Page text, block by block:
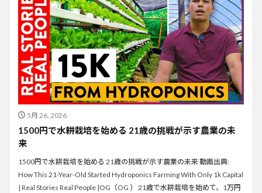
5月 26, 2026
1500円で水耕栽培を始める 21歳の挑戦が示す農業の未
来
1500円で水耕栽培を始める 21歳の挑戦が示す農業の未来 動画出典:
How This 21-Year-Old Started Hydroponics Farming With Only 1k Capital
| Real Stories Real People |OG（OG ） 21歳で水耕栽培を始めて、1万円